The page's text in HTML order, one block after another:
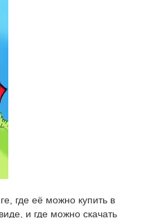
где её можно купить в
и где можно скачать